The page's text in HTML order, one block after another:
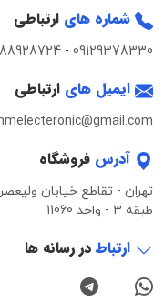
شماره های ارتباطی
09129378330
-
88928724
ایمیل های ارتباطی
آدرس فروشگاه
تهران - تقاطع خیابان
طبقه 3 - واحد 11060
ارتباطدر رسانه ها